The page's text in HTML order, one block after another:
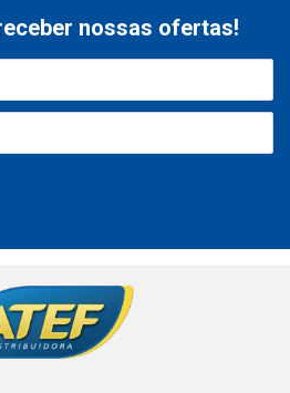
nossas ofertas!